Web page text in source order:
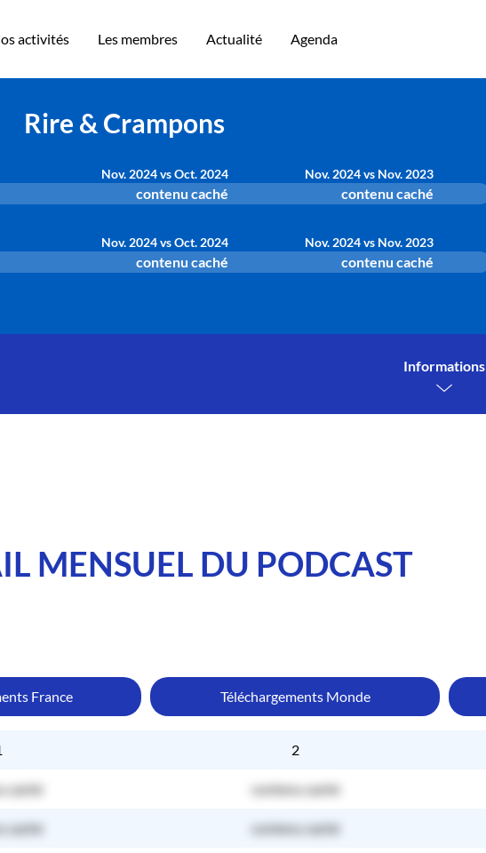
activités Les membres Actualité Agenda
Rire & Crampons
Nov. 2024 vs Oct. 2024 Nov. 2024 vs Nov. 2023
contenu caché contenu caché
Nov. 2024 vs Oct. 2024 Nov. 2024 vs Nov. 2023
contenu caché contenu caché
Informations
MENSUEL DU PODCAST
France Téléchargements Monde
2
caché contenu caché
caché contenu caché